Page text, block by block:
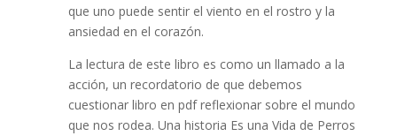
que uno puede sentir el viento en el rostro y la
ansiedad en el corazón.
La lectura de este libro es como un llamado a la
acción, un recordatorio de que debemos
cuestionar libro en pdf reflexionar sobre el mundo
que nos rodea. Una historia Es una Vida de Perros